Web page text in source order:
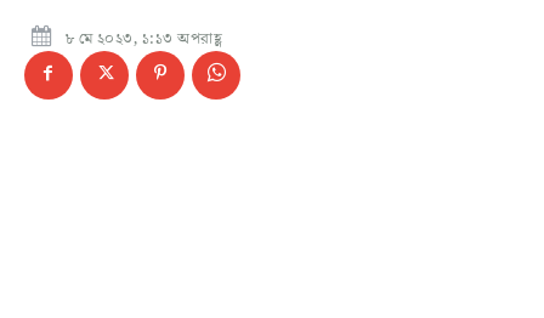
৮ মে ২০২৩, ১:১৩ অপরাহ্ণ